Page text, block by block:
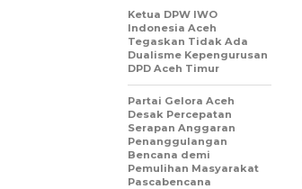
Ketua DPW IWO
Indonesia Aceh
Tegaskan Tidak Ada
Dualisme Kepengurusan
DPD Aceh Timur
Partai Gelora Aceh
Desak Percepatan
Serapan Anggaran
Penanggulangan
Bencana demi
Pemulihan Masyarakat
Pascabencana